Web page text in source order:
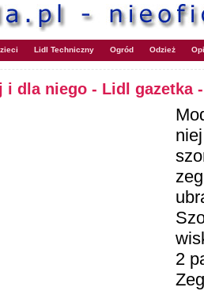
Lidl Techniczny Ogród Odzież
i dla niego - Lidl gazetka
2